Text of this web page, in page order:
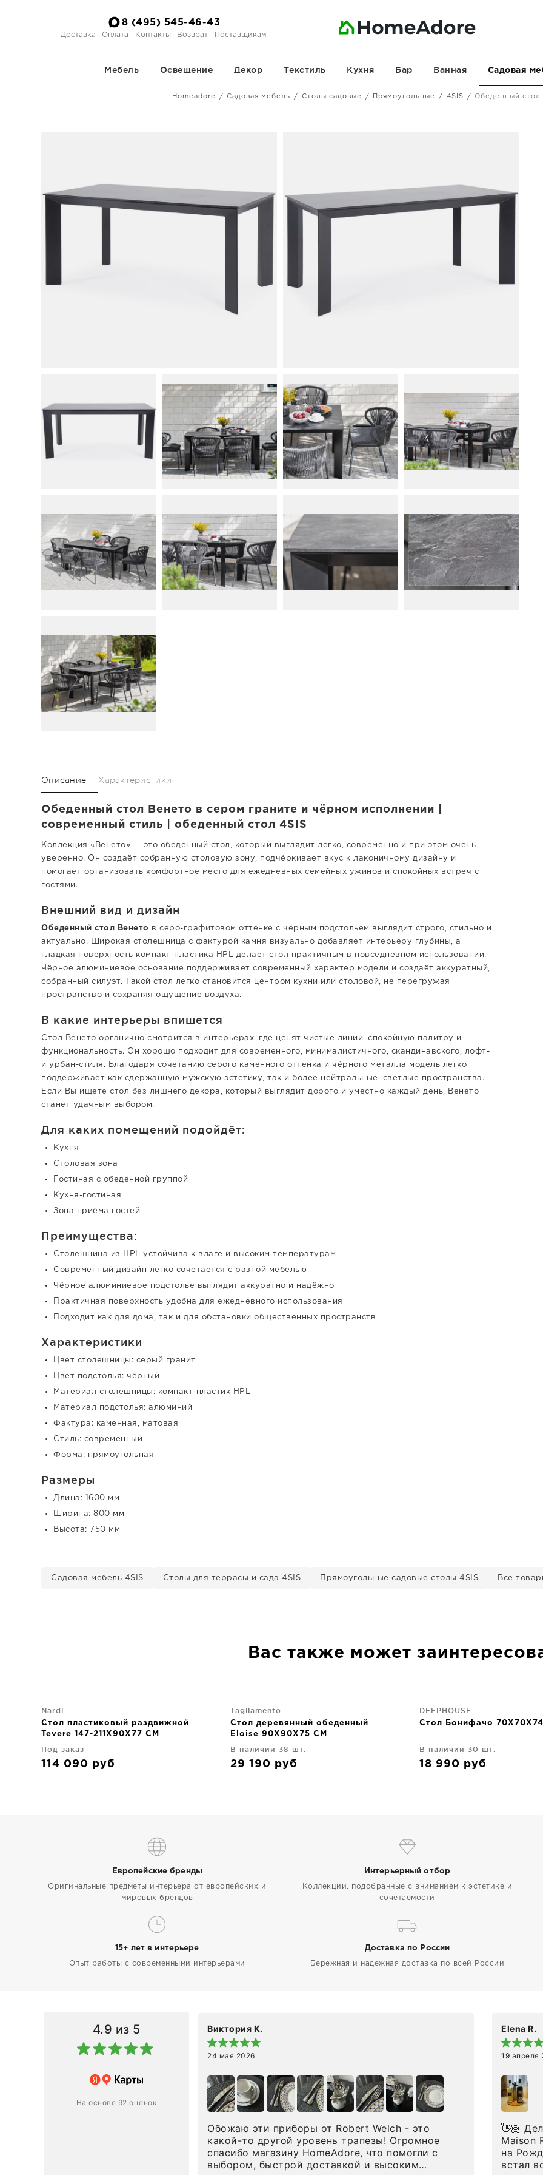
8 (495) 545-46-43
Доставка Оплата Контакты Возврат Поставщикам
Мебель Освещение Декор Текстиль Кухня Бар Ванная Садовая
Homeadore Садовая мебель Столы садовые Прямоугольные 4SIS Обеденный стол
Описание Характеристики
Обеденный стол Венето в сером граните и чёрном исполнении |
современный стиль | обеденный стол 4SIS
Коллекция «Венето» — это обеденный стол, который выглядит легко, современно и при этом очень
уверенно. Он создаёт собранную столовую зону, подчёркивает вкус к лаконичному дизайну и
помогает организовать комфортное место для ежедневных семейных ужинов и спокойных встреч с
гостями.
Внешний вид и дизайн
Обеденный стол Венето
в серо-графитовом оттенке с чёрным подстольем выглядит строго, стильно и
актуально. Широкая столешница с фактурой камня визуально добавляет интерьеру глубины, а
гладкая поверхность компакт-пластика HPL делает стол практичным в повседневном использовании.
Чёрное алюминиевое основание поддерживает современный характер модели и создаёт аккуратный,
собранный силуэт. Такой стол легко становится центром кухни или столовой, не перегружая
пространство и сохраняя ощущение воздуха.
В какие интерьеры впишется
Стол Венето органично смотрится в интерьерах, где ценят чистые линии, спокойную палитру и
функциональность. Он хорошо подходит для современного, минималистичного, скандинавского, лофт-
и урбан-стиля. Благодаря сочетанию серого каменного оттенка и чёрного металла модель легко
поддерживает как сдержанную мужскую эстетику, так и более нейтральные, светлые пространства.
Если Вы ищете стол без лишнего декора, который выглядит дорого и уместно каждый день, Венето
станет удачным выбором.
Для каких помещений подойдёт:
Кухня
Столовая зона
Гостиная с обеденной группой
Кухня-гостиная
Зона приёма гостей
Преимущества:
Столешница из HPL устойчива к влаге и высоким температурам
Современный дизайн легко сочетается с разной мебелью
Чёрное алюминиевое подстолье выглядит аккуратно и надёжно
Практичная поверхность удобна для ежедневного использования
Подходит как для дома, так и для обстановки общественных пространств
Характеристики
Цвет столешницы: серый гранит
Цвет подстолья: чёрный
Материал столешницы: компакт-пластик HPL
Материал подстолья: алюминий
Фактура: каменная, матовая
Стиль: современный
Форма: прямоугольная
Размеры
Длина: 1600 мм
Ширина: 800 мм
Высота: 750 мм
Садовая мебель 4SIS Столы для террасы и сада 4SIS Прямоугольные садовые столы 4SIS Все
Вас также может
Nardi
Стол пластиковый раздвижной
Tevere 147-211X90X77 CM
Под заказ
114 090 руб
Tagliamento
Стол деревянный обеденный
Eloise 90X90X75 CM
В наличии 38 шт.
29 190 руб
DEEPHOUSE
Стол Бонифачо 70X70X74
В наличии 30 шт.
18 990 руб
Европейские бренды
Оригинальные предметы интерьера от европейских и
мировых брендов
Интерьерный отбор
Коллекции, подобранные с вниманием к эстетике и
сочетаемости
15+ лет в интерьере
Опыт работы с современными интерьерами
Доставка по России
Бережная и надежная доставка по всей России
4.9 из 5
На основе 92 оценок
магазину за оперативную
приехал ко мне целым и
Виктория К.
24 мая 2026
Обожаю эти приборы от Robert Welch - это
какой-то другой уровень трапезы! Огромное
спасибо магазину HomeAdore, что помогли с
выбором, быстрой доставкой и высоким
Elena R.
19 апреля
👋🏻 Делюсь впечатлениями от покупки сиропов
Maison Routin 1883
на
встал